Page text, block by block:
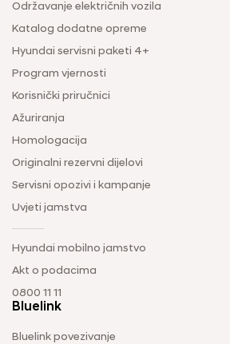
Održavanje električnih vozila
Katalog dodatne opreme
Hyundai servisni paketi 4+
Program vjernosti
Korisnički priručnici
Ažuriranja
Homologacija
Originalni rezervni dijelovi
Servisni opozivi i kampanje
Uvjeti jamstva
Hyundai mobilno jamstvo
Akt o podacima
0800 11 11
Bluelink
Bluelink povezivanje